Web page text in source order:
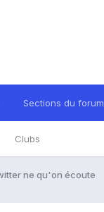
Sections du forum
Clubs
ne qu'on écoute